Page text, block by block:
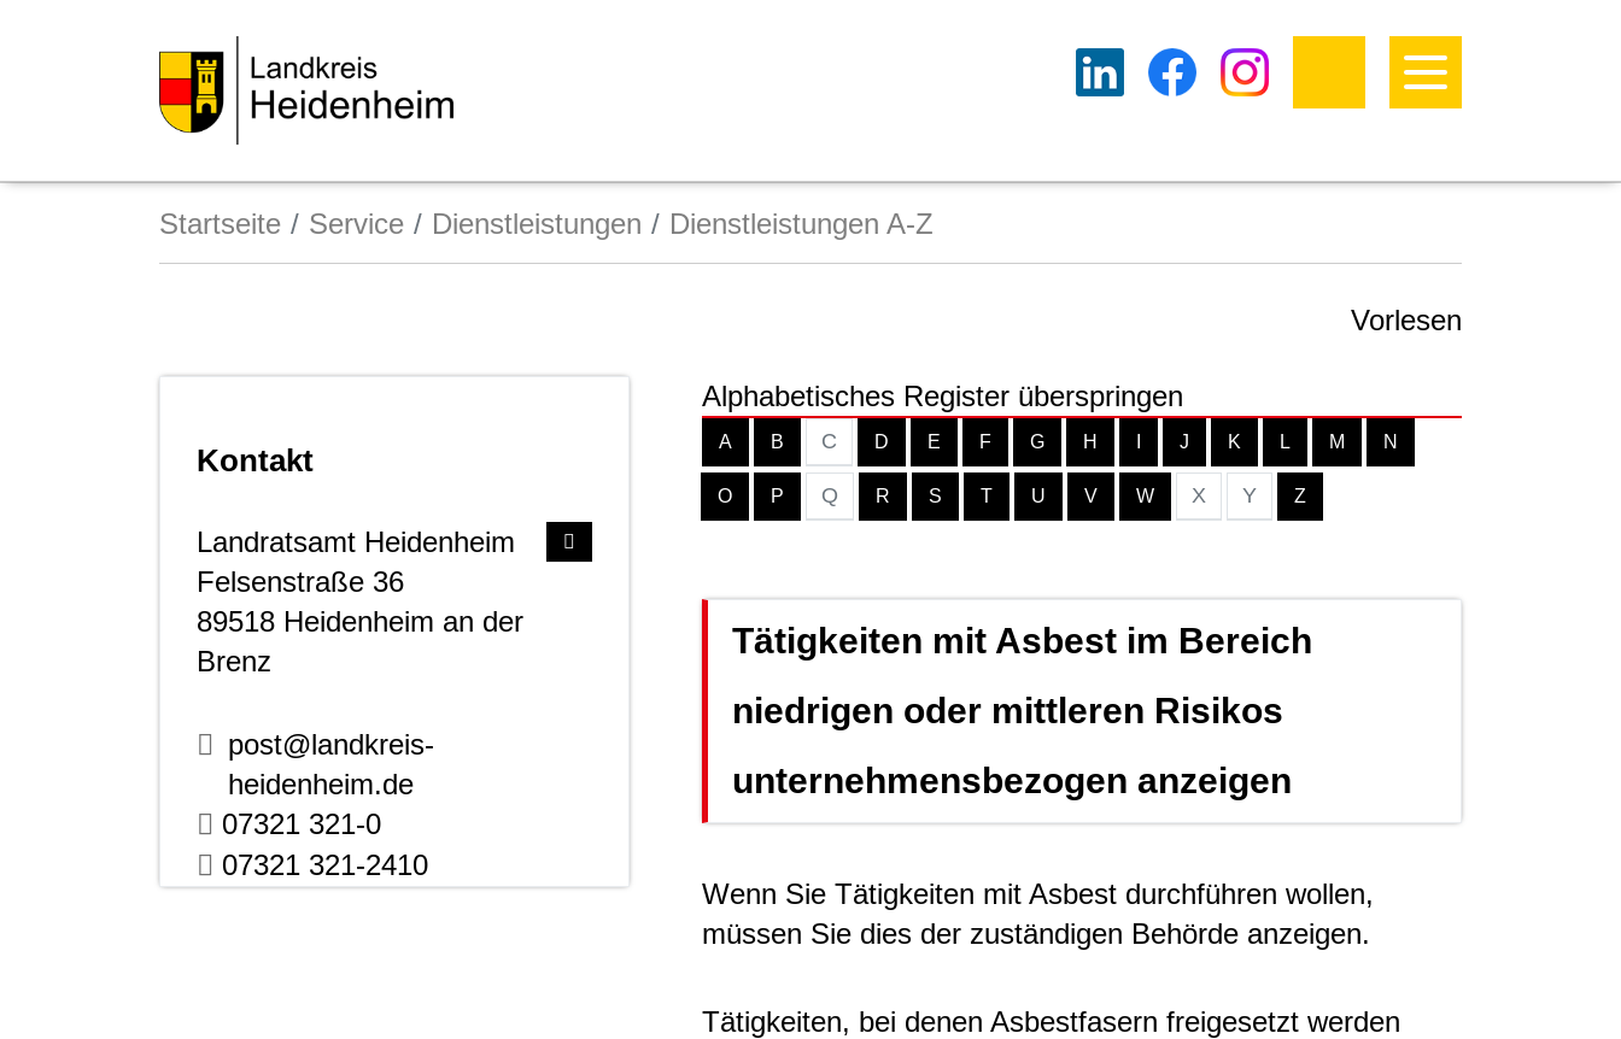
Startseite Service Dienstleistungen Dienstleistungen A-Z
Vorlesen
Kontakt
Landratsamt Heidenheim
Felsenstraße 36
89518 Heidenheim an der
Brenz
post@landkreis-
heidenheim.de
07321 321-0
07321 321-2410
Alphabetisches Register überspringen
A B C D E F G H J K L M N
O P Q R S T U V W X Y Z
Tätigkeiten mit Asbest im Bereich
niedrigen oder mittleren Risikos
unternehmensbezogen anzeigen
Wenn Sie Tätigkeiten mit Asbest durchführen wollen,
müssen Sie dies der zuständigen Behörde anzeigen.
Tätigkeiten, bei denen Asbestfasern freigesetzt werden